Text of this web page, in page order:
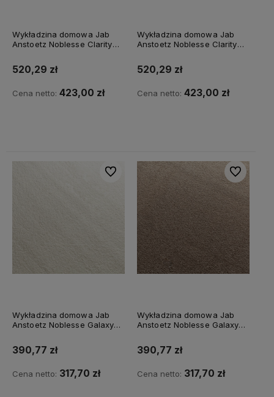
Wykładzina domowa Jab
Anstoetz Noblesse Clarity
520,29 zł
Cena netto: 423,00 zł
Wykładzina domowa Jab
Anstoetz Noblesse Clarity
520,29 zł
Cena netto: 423,00 zł
Wykładzina domowa Jab
Anstoetz Noblesse Galaxy
390,77 zł
Cena netto: 317,70 zł
Do ulubionych
Wykładzina domowa Jab
Anstoetz Noblesse Galaxy
390,77 zł
Cena netto: 317,70 zł
Do